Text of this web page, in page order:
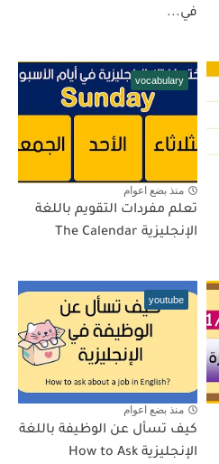
في...
vocabulary
منذ بضع اعوام
تعلم مفردات التقويم باللغة
الإنجليزية The Calendar
youtube
منذ بضع اعوام
كيف تسأل عن الوظيفة باللغة
الإنجليزية How to Ask